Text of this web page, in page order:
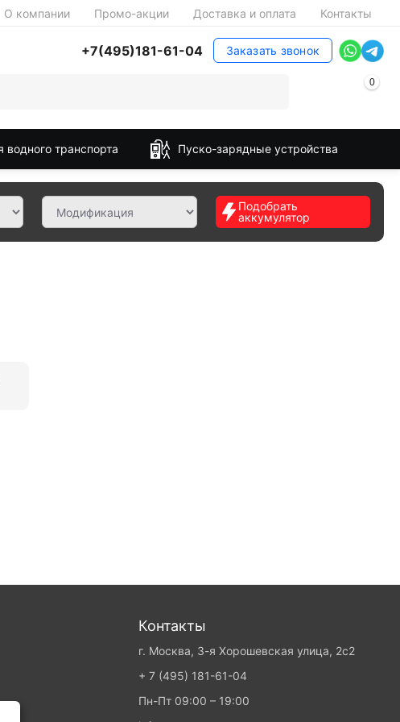
О компании Промо-акции Доставка и оплата Контакты
+7(495)181-61-04 Заказать звонок
0
водного транспорта Пуско-зарядные устройства
Подобрать
аккумулятор
Контакты
г. Москва, 3-я Хорошевская улица, 2с2
+ 7 (495) 181-61-04
Пн-Пт 09:00 – 19:00